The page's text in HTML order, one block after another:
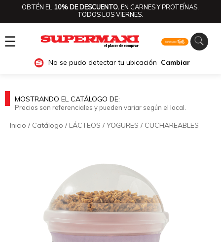
OBTÉN EL 10% DE DESCUENTO.EN CARNES Y PROTEÍNAS,
TODOS LOS VIERNES.
☰
No se pudo detectar tu ubicación Cambiar
MOSTRANDO EL CATÁLOGO DE:
Precios son referenciales y pueden variar según el local.
Inicio / Catálogo / LÁCTEOS /YOGURES / CUCHAREABLES